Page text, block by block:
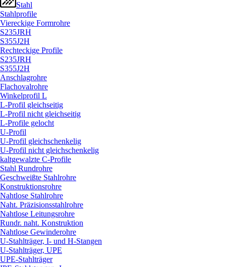
Stahl
Stahlprofile
Viereckige Formrohre
S235JRH
S355J2H
Rechteckige Profile
S235JRH
S355J2H
Anschlagrohre
Flachovalrohre
Winkelprofil L
L-Profil gleichseitig
L-Profil nicht gleichseitig
L-Profile gelocht
U-Profil
U-Profil gleichschenkelig
U-Profil nicht gleichschenkelig
kaltgewalzte C-Profile
Stahl Rundrohre
Geschweißte Stahlrohre
Konstruktionsrohre
Nahtlose Stahlrohre
Naht. Präzisionsstahlrohre
Nahtlose Leitungsrohre
Rundr. naht. Konstruktion
Nahtlose Gewinderohre
U-Stahlträger, I- und H-Stangen
U-Stahlträger, UPE
UPE-Stahlträger